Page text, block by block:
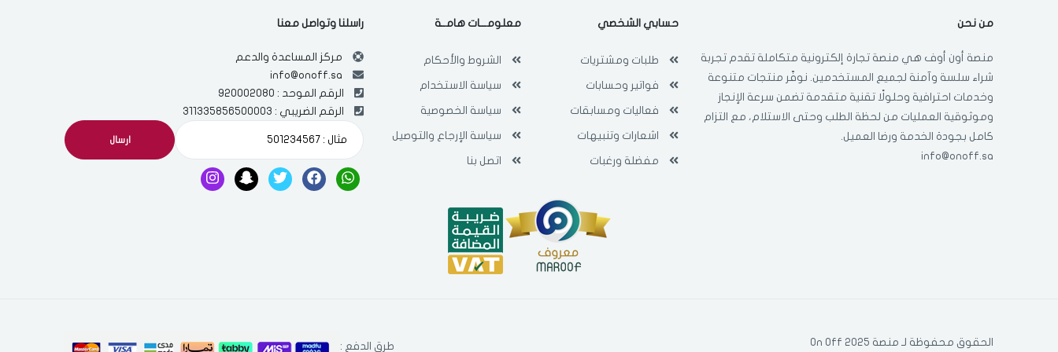
من نحن
منصة أون أوف هي منصة تجارة إلكترونية متكاملة تقدم تجربة
شراء سلسة وآمنة لجميع المستخدمين. نوفّر منتجات متنوعة
وخدمات احترافية وحلولًا تقنية متقدمة تضمن سرعة الإنجاز
وموثوقية العمليات من لحظة الطلب وحتى الاستلام، مع التزام
كامل بجودة الخدمة ورضا العميل.
info@onoff.sa
حسابي الشخصي
طلبات ومشتريات
فواتير وحسابات
فعاليات ومسابقات
اشعارات وتنبيهات
مفضلة ورغبات
معلومـــات هامــة
الشروط والأحكام
سياسة الاستخدام
سياسة الخصوصية
سياسة الإرجاع والتوصيل
اتصل بنا
راسلنا وتواصل معنا
مركز المساعدة والدعم
info@onoff.sa
الرقم الموحد : 920002080
الرقم الضريبي : 311335856500003
ارسال
الحقوق محفوظة لـ منصة On Off 2025 طرق الدفع :